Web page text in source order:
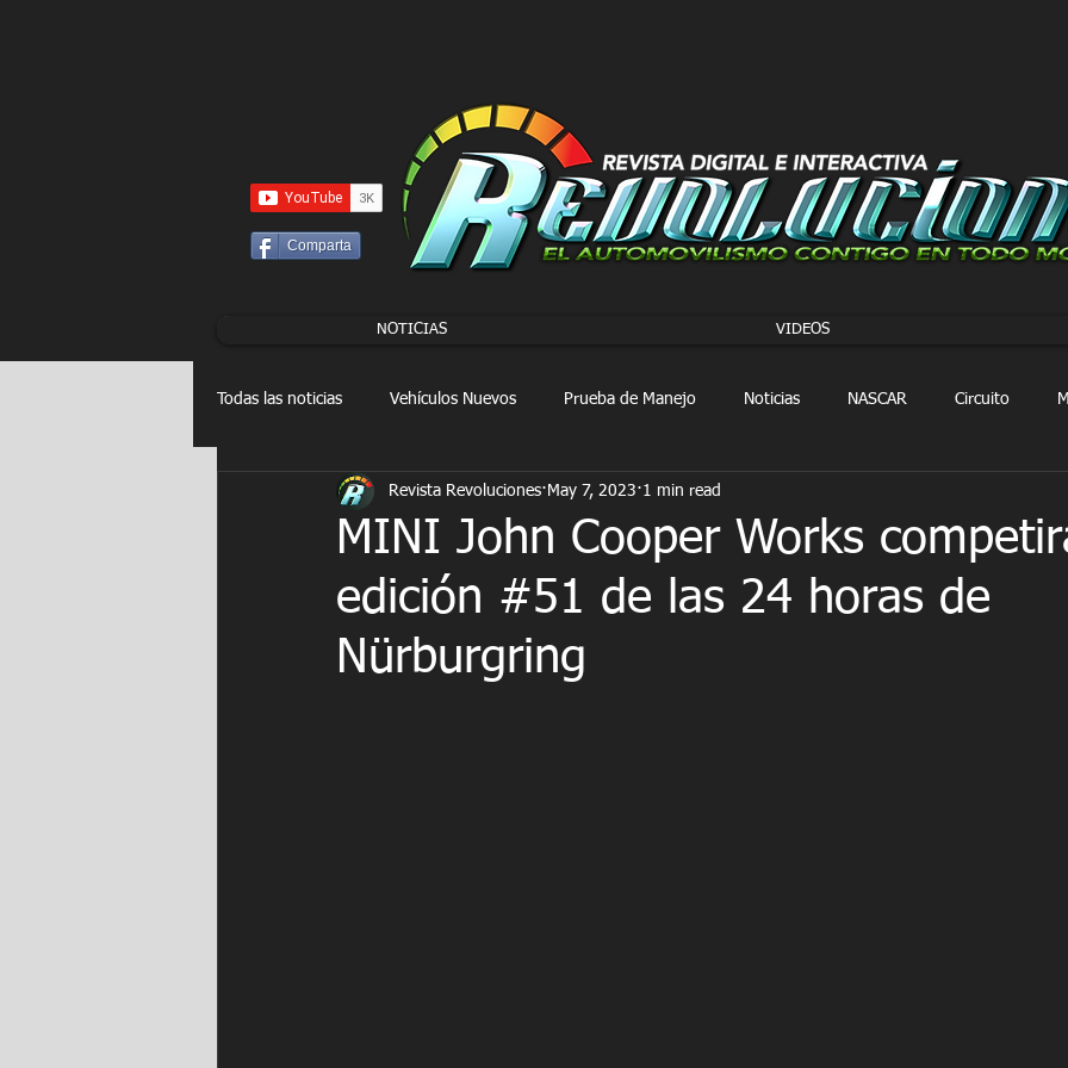
Comparta
NOTICIAS VIDEOS
Todas las noticias Vehículos Nuevos Prueba de Manejo Noticias NASCAR Circuito
Drag Racing FORMULA E FORMULA 1 Extreme E
MINI John Cooper Works
edición #51 de las 24 horas de
Nürburgring
Revista Revoluciones May 7, 2023 1 min read